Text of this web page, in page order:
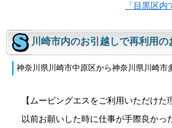
「目黒区
川崎市内のお引越しで再利用の
神奈川県川崎市中原区から神奈川県川崎市
【ムービングエスをご利用いただけた
以前お願いした時に仕事が手際良かっ